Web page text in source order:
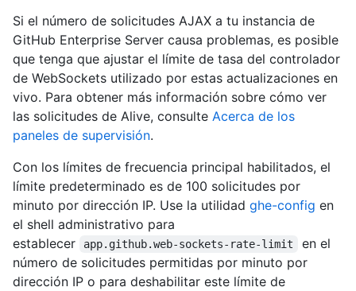
Si el número de solicitudes AJAX a tu instancia de
GitHub Enterprise Server causa problemas, es posible
que tenga que ajustar el límite de tasa del controlador
de WebSockets utilizado por estas actualizaciones en
vivo. Para obtener más información sobre cómo ver
las solicitudes de Alive, consulte Acerca de los
paneles de supervisión.
Con los límites de frecuencia principal habilitados, el
límite predeterminado es de 100 solicitudes por
minuto por dirección IP. Use la utilidad ghe-config en
el shell administrativo para
establecer
app.github.web-sockets-rate-limit
en el
número de solicitudes permitidas por minuto por
dirección IP o para deshabilitar este límite de